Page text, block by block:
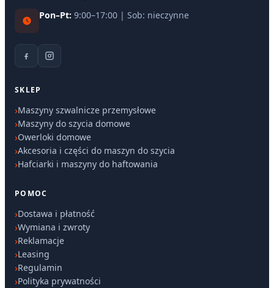
Pon–Pt: 9:00–17:00 | Sob: nieczynne
SKLEP
Maszyny szwalnicze przemysłowe
Maszyny do szycia domowe
Owerloki domowe
Akcesoria i części do maszyn do szycia
Hafciarki i maszyny do haftowania
POMOC
Dostawa i płatność
Wymiana i zwroty
Reklamacje
Leasing
Regulamin
Polityka prywatności